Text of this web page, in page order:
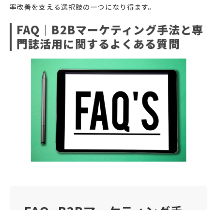
率改善を支える選択肢の一つになり得ます。
FAQ｜B2Bマーケティング手法と専
門誌活用に関するよくある質問